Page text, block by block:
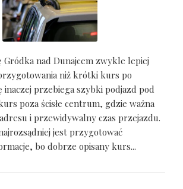
nad Dunajcem zwykle lepiej
niż krótki kurs po
przebiega szybki podjazd pod
poza ścisłe centrum, gdzie ważna
i przewidywalny czas przejazdu.
jest przygotować
bo dobrze opisany kurs...